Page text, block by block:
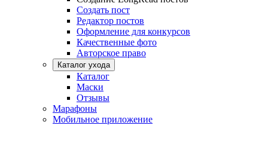
Создать пост
Редактор постов
Оформление для конкурсов
Качественные фото
Авторское право
Каталог ухода
Каталог
Маски
Отзывы
Марафоны
Мобильное приложение